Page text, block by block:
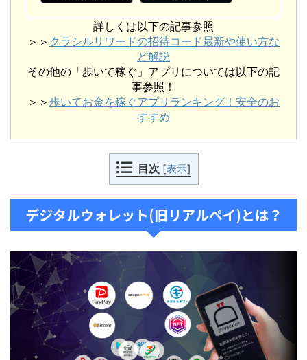
詳しくは以下の記事参照
＞＞ クラシルリワードの招待コード最新や使い方な
ど解説
その他の「歩いて稼ぐ」アプリについては以下の記
事参照！
＞＞ 歩いてお金を稼ぐアプリランキング！安全のお
すすめ
目次 [表示]
デジタルウォレット(旧リアルペイ)とは？